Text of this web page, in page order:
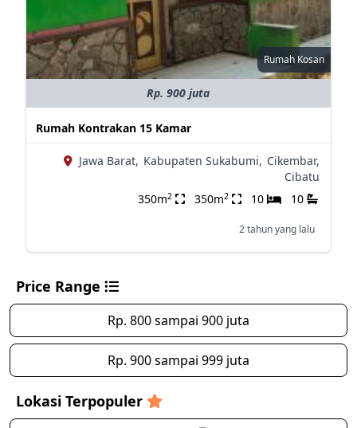
Rumah Kosan
Rp. 900 juta
Rumah Kontrakan 15 Kamar
Jawa Barat, Kabupaten Sukabumi, Cikembar,
Cibatu
350m2 350m2 10 10
2 tahun yang lalu
Price Range
Rp. 800 sampai 900 juta
Rp. 900 sampai 999 juta
Lokasi Terpopuler